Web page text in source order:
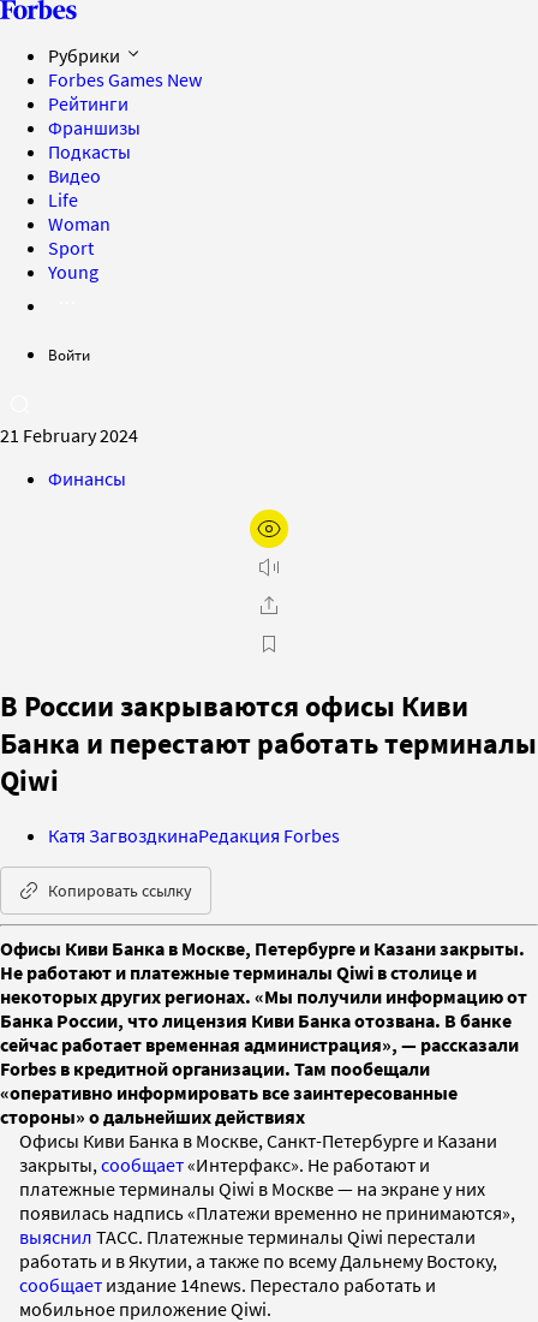
Рубрики
Forbes Games New
Рейтинги
Франшизы
Подкасты
Видео
Life
Woman
Sport
Young
Войти
21 February 2024
Финансы
В России закрываются офисы Киви
Банка и перестают работать терминалы
Qiwi
Катя ЗагвоздкинаРедакция Forbes
Копировать ссылку
Офисы Киви Банка в Москве, Петербурге и Казани закрыты.
Не работают и платежные терминалы Qiwi в столице и
некоторых других регионах. «Мы получили информацию от
Банка России, что лицензия Киви Банка отозвана. В банке
сейчас работает временная администрация», — рассказали
Forbes в кредитной организации. Там пообещали
«оперативно информировать все заинтересованные
стороны» о дальнейших действиях
Офисы Киви Банка в Москве, Санкт-Петербурге и Казани
закрыты, сообщает«Интерфакс». Не работают и
платежные терминалы Qiwi в Москве — на экране у них
появилась надпись «Платежи временно не принимаются»,
выяснил ТАСС. Платежные терминалы Qiwi перестали
работать и в Якутии, а также по всему Дальнему Востоку,
сообщает издание 14news. Перестало работать и
мобильное приложение Qiwi.